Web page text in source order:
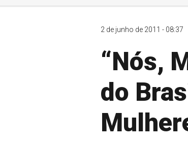
2 de junho de 2011 - 08:37
“Nós,
do